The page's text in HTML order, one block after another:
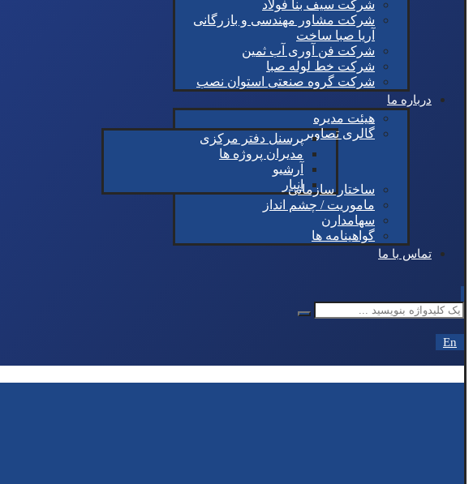
شرکت سیف بنا فولاد
شرکت مشاور مهندسی و بازرگانی
آریا صبا ساخت
شرکت فن آوری آب ثمین
شرکت خط لوله صبا
شرکت گروه صنعتی استوان نصب
درباره ما
هیئت مدیره
گالری تصاویرپرسنل دفتر مرکزی
مدیران پروژه ها
آرشیو
انبار
ساختار سازمانی
ماموریت / چشم انداز
سهامدارن
گواهینامه ها
تماس با ما
En